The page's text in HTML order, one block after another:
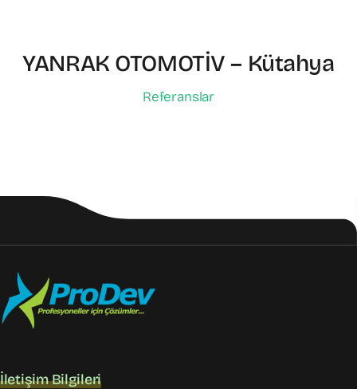
YANRAK OTOMOTİV – Kütahya
Referanslar
İletişim Bilgileri